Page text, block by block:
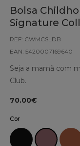
Bolsa
Signature
REF: CWMCSLDB
EAN: 5420007169640
Seja a mamã com
Club.
70.00€
Cor